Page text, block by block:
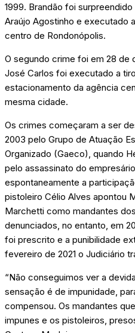
1999. Brandão foi
Araújo Agostinho e executado
centro de Rondonópolis.
O segundo crime foi em 28 de
José Carlos foi executado a
estacionamento da agência
mesma cidade.
Os crimes começaram a ser
2003 pelo Grupo de Atuação
Organizado (Gaeco), quando
pelo assassinato do
espontaneamente a
pistoleiro Célio Alves apontou
Marchetti como mandantes
denunciados, no entanto, em
foi prescrito e a punibilidade
fevereiro de 2021 o Judiciário
“Não conseguimos ver a
sensação é de impunidade,
compensou. Os mandantes
impunes e os pistoleiros,